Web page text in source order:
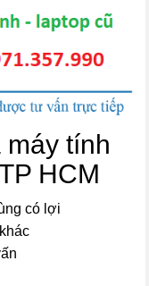
máy tính
HCM
có lợi